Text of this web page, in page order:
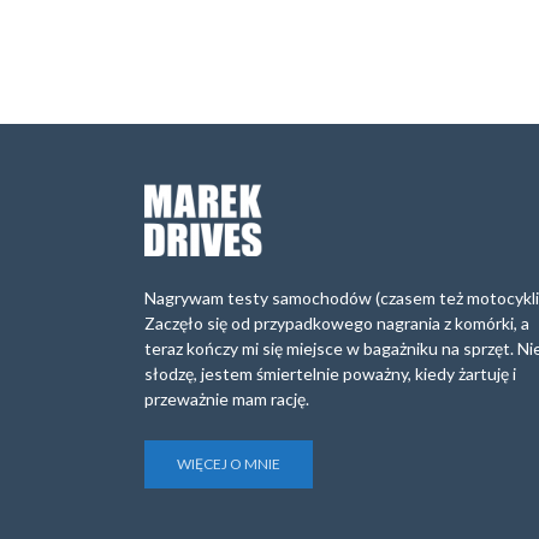
Nagrywam testy samochodów (czasem też
Zaczęło się od przypadkowego nagrania z komórki, a
teraz kończy mi się miejsce w bagażniku na sprzęt.
słodzę, jestem śmiertelnie poważny, kiedy żartuję i
przeważnie mam rację.
WIĘCEJ O MNIE